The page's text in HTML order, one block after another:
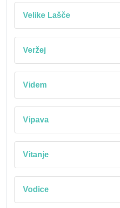
Velike Lašče
Veržej
Videm
Vipava
Vitanje
Vodice